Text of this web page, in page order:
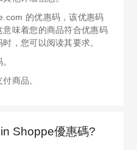
的优惠码，该优惠码
味着您的商品符合优惠码
，您可以阅读其要求。
商品。
Shoppe優惠碼?